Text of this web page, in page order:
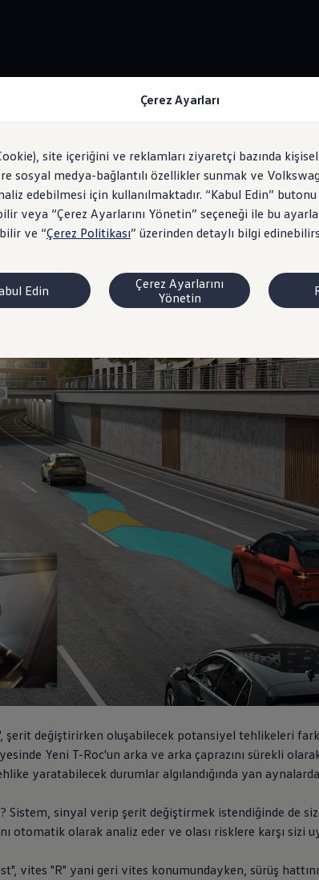
Çerez Ayarları
site içeriğini ve reklamları ziyaretçi bazında
sosyal medya-bağlantılı özellikler sunmak ve
edebilmesi için kullanılmaktadır. “Kabul Edin”
veya “Çerez Ayarlarını Yönetin” seçeneği ile bu
ve “Çerez Politikası” üzerinden detaylı bilgi
Edin
Çerez Ayarlarını
Yönetin
Şerit Değiştirme Asistanı "Side Assist"
bir güvenlik.
şerit değiştirirken oluşabilecek potansiyel tehlikeleri
Yeni T-Roc'un arka ve arka çaprazını sürekli
yaratabilecek durumlar algılandığında yan
Sistem, sinyal verip şerit değiştirmek istendiğinde de
otomatik olarak analiz eder ve olası risklere karşı sizi
vites "R" yani geri vites konumundayken, sürüş